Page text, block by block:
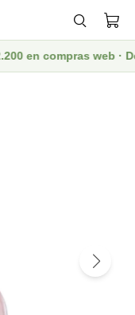
en compras web ·